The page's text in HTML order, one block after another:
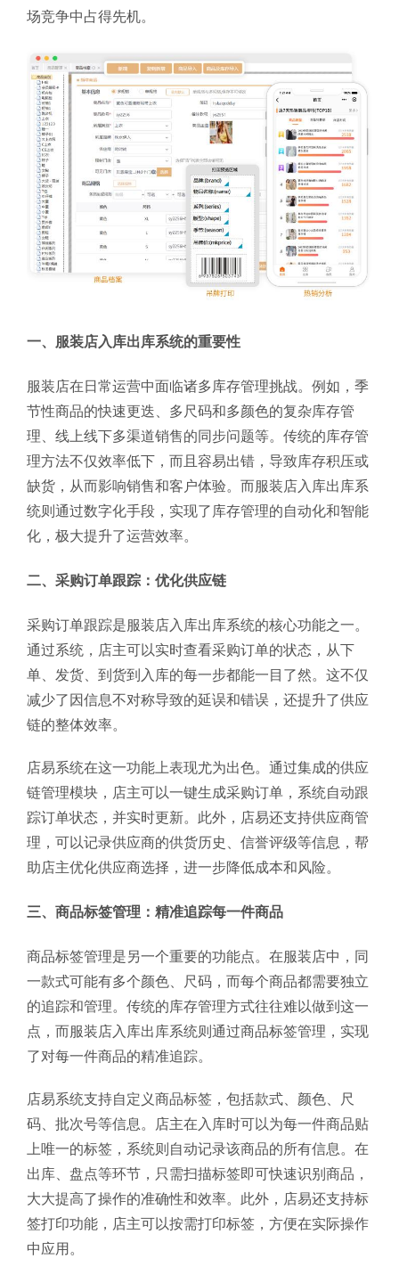
场竞争中占得先机。
一、服装店入库出库系统的重要性
服装店在日常运营中面临诸多库存管理挑战。例如，季
节性商品的快速更迭、多尺码和多颜色的复杂库存管
理、线上线下多渠道销售的同步问题等。传统的库存管
理方法不仅效率低下，而且容易出错，导致库存积压或
缺货，从而影响销售和客户体验。而服装店入库出库系
统则通过数字化手段，实现了库存管理的自动化和智能
化，极大提升了运营效率。
二、采购订单跟踪：优化供应链
采购订单跟踪是服装店入库出库系统的核心功能之一。
通过系统，店主可以实时查看采购订单的状态，从下
单、发货、到货到入库的每一步都能一目了然。这不仅
减少了因信息不对称导致的延误和错误，还提升了供应
链的整体效率。
店易系统在这一功能上表现尤为出色。通过集成的供应
链管理模块，店主可以一键生成采购订单，系统自动跟
踪订单状态，并实时更新。此外，店易还支持供应商管
理，可以记录供应商的供货历史、信誉评级等信息，帮
助店主优化供应商选择，进一步降低成本和风险。
三、商品标签管理：精准追踪每一件商品
商品标签管理是另一个重要的功能点。在服装店中，同
一款式可能有多个颜色、尺码，而每个商品都需要独立
的追踪和管理。传统的库存管理方式往往难以做到这一
点，而服装店入库出库系统则通过商品标签管理，实现
了对每一件商品的精准追踪。
店易系统支持自定义商品标签，包括款式、颜色、尺
码、批次号等信息。店主在入库时可以为每一件商品贴
上唯一的标签，系统则自动记录该商品的所有信息。在
出库、盘点等环节，只需扫描标签即可快速识别商品，
大大提高了操作的准确性和效率。此外，店易还支持标
签打印功能，店主可以按需打印标签，方便在实际操作
中应用。